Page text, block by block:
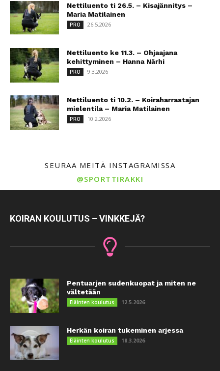
Nettiluento ti 26.5. – Kisajännitys –
Maria Matilainen
PRO 26.5.2026
Nettiluento ke 11.3. – Ohjaajana
kehittyminen – Hanna Närhi
PRO 9.3.2026
Nettiluento ti 10.2. – Koiraharrastajan
mielentila – Maria Matilainen
PRO 10.2.2026
SEURAA MEITÄ INSTAGRAMISSA
@SPORTTIRAKKI
KOIRAN KOULUTUS – VINKKEJÄ?
Pentuarjen sudenkuopat ja miten ne
vältetään
Eläinten koulutus 12.5.2026
Herkän koiran tukeminen arjessa
Eläinten koulutus 18.3.2026